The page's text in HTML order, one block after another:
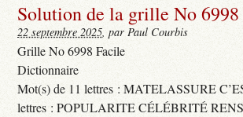
Solution de la grille No 6998
22 septembre 2025, par Paul Courbis
Grille No 6998 Facile
Dictionnaire
Mot(s) de 11 lettres : MATELASSURE
lettres : POPULARITE CÉLÉBRITÉ